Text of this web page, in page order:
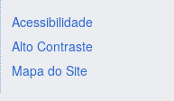
Acessibilidade
Alto Contraste
Mapa do Site